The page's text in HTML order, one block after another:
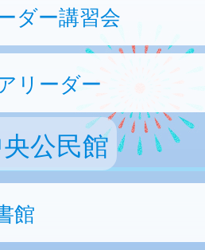
ダー講習会
リーダー
公民館
館